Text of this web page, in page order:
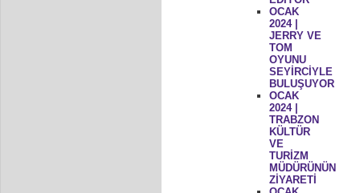
OCAK
2024 |
JERRY VE
TOM
OYUNU
SEYİRCİYLE
BULUŞUYOR
OCAK
2024 |
TRABZON
KÜLTÜR
VE
TURİZM
MÜDÜRÜNÜN
ZİYARETİ